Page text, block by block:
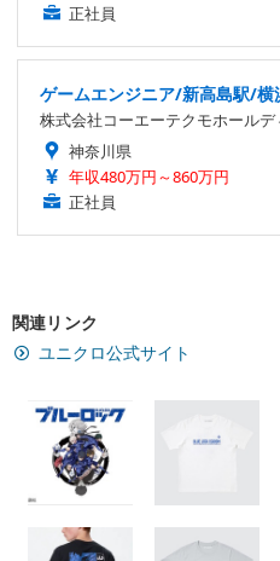
正社員
ゲームエンジニア/新高島駅/
株式会社コーエーテクモホールデ
神奈川県
年収480万円～860万円
正社員
関連リンク
ユニクロ公式サイト